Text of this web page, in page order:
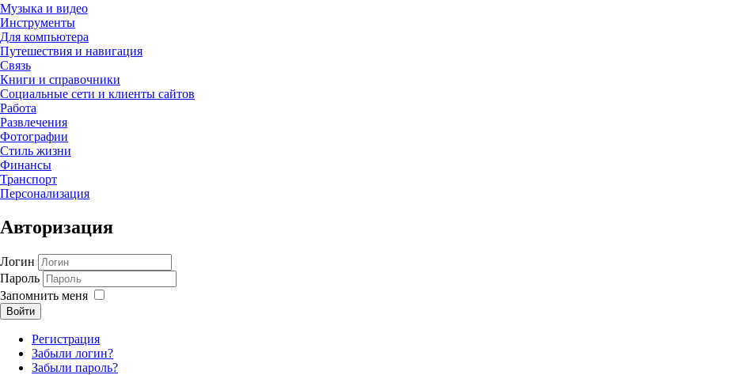
Музыка и видео
Инструменты
Для компьютера
Путешествия и навигация
Связь
Книги и справочники
Социальные сети и клиенты сайтов
Работа
Развлечения
Фотографии
Стиль жизни
Финансы
Транспорт
Персонализация
Авторизация
Логин
Пароль
Запомнить меня
Войти
Регистрация
Забыли логин?
Забыли пароль?